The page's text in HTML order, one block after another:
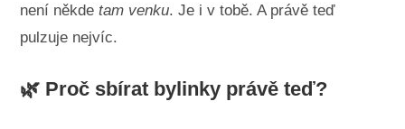
není někdetam venku. Je i v tobě. A právě teď
pulzuje nejvíc.
🌿 Proč sbírat bylinky právě teď?